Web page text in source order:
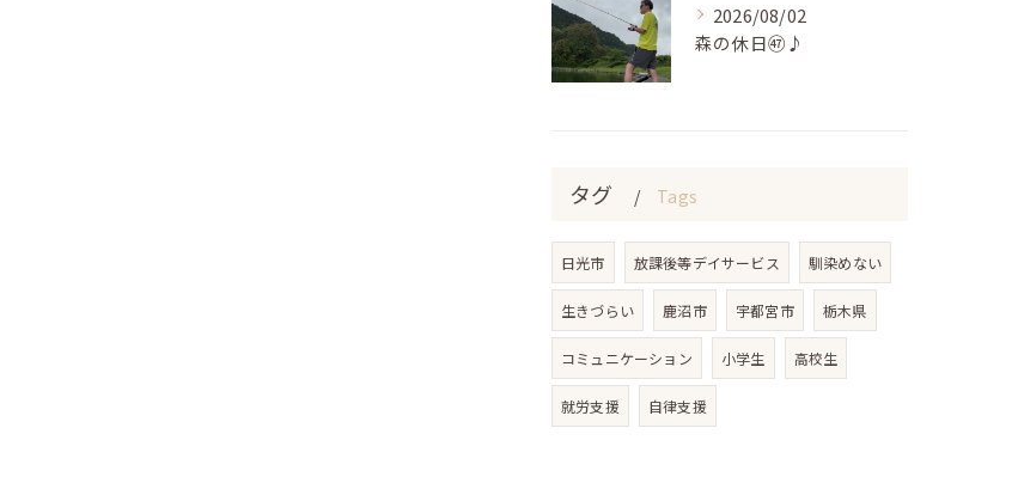
2026/08/02
森の休日㊼♪
タグ Tags
日光市 放課後等デイサービス 馴染めない
生きづらい 鹿沼市 宇都宮市 栃木県
コミュニケーション 小学生 高校生
就労支援 自律支援